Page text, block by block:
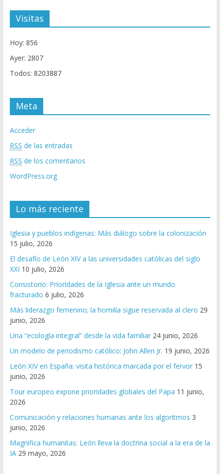
Visitas
Hoy: 856
Ayer: 2807
Todos: 8203887
Meta
Acceder
RSS de las entradas
RSS de los comentarios
WordPress.org
Lo más reciente
Iglesia y pueblos indígenas: Más diálogo sobre la colonización
15 julio, 2026
El desafío de León XIV a las universidades católicas del siglo
XXI 10 julio, 2026
Consistorio: Prioridades de la Iglesia ante un mundo
fracturado 6 julio, 2026
Más liderazgo femenino; la homilía sigue reservada al clero 29
junio, 2026
Una “ecología integral” desde la vida familiar 24 junio, 2026
Un modelo de periodismo católico: John Allen Jr. 19 junio, 2026
León XIV en España: visita histórica marcada por el fervor 15
junio, 2026
Tour europeo expone prioridades globales del Papa 11 junio,
2026
Comunicación y relaciones humanas ante los algoritmos 3
junio, 2026
Magnifica humanitas: León lleva la doctrina social a la era de la
IA 29 mayo, 2026